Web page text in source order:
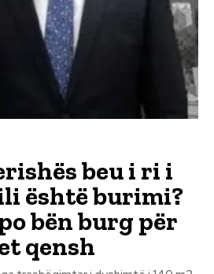
beu i ri i
është burimi?
bën burg për
qensh